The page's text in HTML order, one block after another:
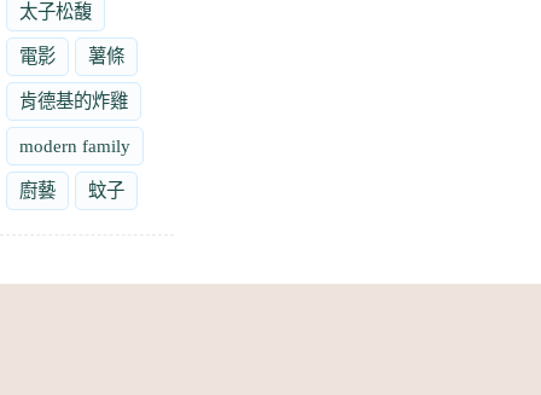
太子松馥
電影 薯條
肯德基的炸雞
modern family
廚藝 蚊子